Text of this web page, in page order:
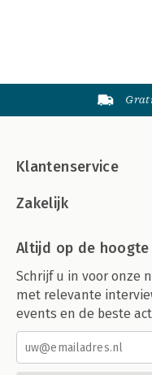
Klantenservice
Zakelijk
Altijd op de hoogte
Schrijf u in voor onze
met relevante
events en de beste